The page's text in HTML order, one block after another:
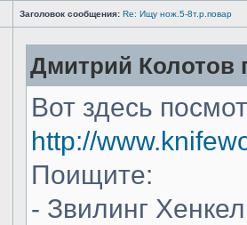
Заголовок сообщения: Re: Ищу нож.5-8т.р.повар
Дмитрий Колотов
Вот здесь
http://
Поищите:
- Звилинг